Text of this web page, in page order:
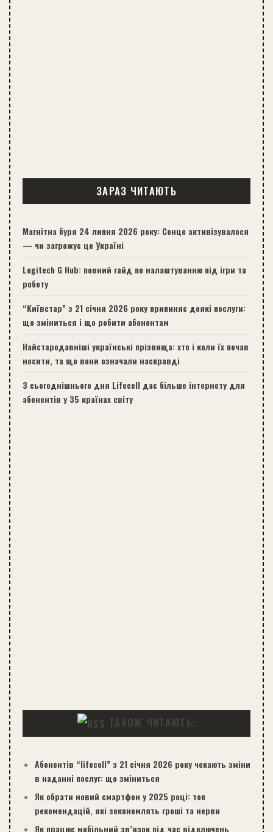
ЗАРАЗ ЧИТАЮТЬ
Магнітна буря 24 липня 2026 року: Сонце активізувалося
— чи загрожує це Україні
Logitech G Hub: повний гайд по налаштуванню під ігри та
роботу
“Київстар” з 21 січня 2026 року припиняє деякі послуги:
що зміниться і що робити абонентам
Найстародавніші українські прізвища: хто і коли їх почав
носити, та що вони означали насправді
З сьогоднішнього дня Lifecell дає більше інтернету для
абонентів у 35 країнах світу
ТАКОЖ ЧИТАЮТЬ:
Абонентів “lifecell” з 21 січня 2026 року чекають зміни
в наданні послуг: що зміниться
Як обрати новий смартфон у 2025 році: топ
рекомендацій, які зекономлять гроші та нерви
Як працює мобільний зв’язок під час відключень